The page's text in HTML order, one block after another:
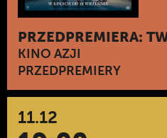
PRZEDPREMIERA:
KINO AZJI
PRZEDPREMIERY
11.12